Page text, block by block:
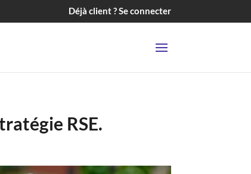
Déjà client ? Se connecter
RSE.